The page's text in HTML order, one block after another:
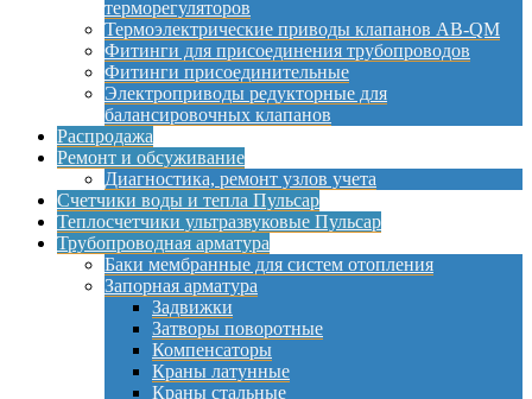
терморегуляторов
Термоэлектрические приводы клапанов AB-QM
Фитинги для присоединения трубопроводов
Фитинги присоединительные
Электроприводы редукторные для
балансировочных клапанов
Распродажа
Ремонт и обсуживание
Диагностика, ремонт узлов учета
Счетчики воды и тепла Пульсар
Теплосчетчики ультразвуковые Пульсар
Трубопроводная арматура
Баки мембранные для систем отопления
Запорная арматура
Задвижки
Затворы поворотные
Компенсаторы
Краны латунные
Краны стальные